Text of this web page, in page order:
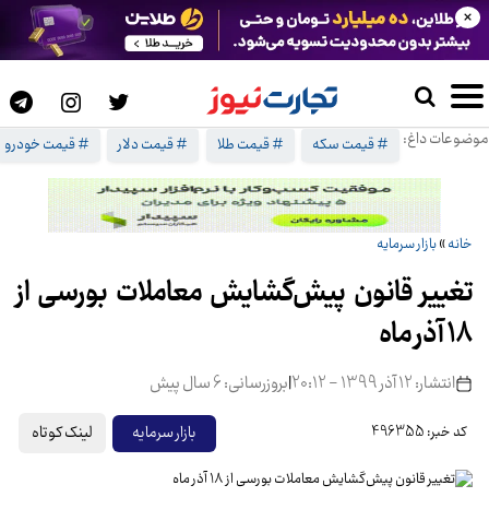
موضوعات داغ: # قیمت سکه # قیمت طلا # قیمت دلار # قیمت خودرو
×
خانه»بازار سرمایه
تغییر قانون پیش‌گشایش معاملات بورسی از
۱۸ آذر ماه
انتشار: 12 آذر 1399 - 20:12 |بروزرسانی: 6 سال پیش
کد خبر: 496355 بازار سرمایه لینک کوتاه